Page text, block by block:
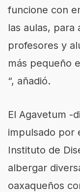
funcione con
las aulas,
profesores y
más pequeño
“, añadió.
El Agavetum -
impulsado por
Instituto de
albergar
oaxaqueños